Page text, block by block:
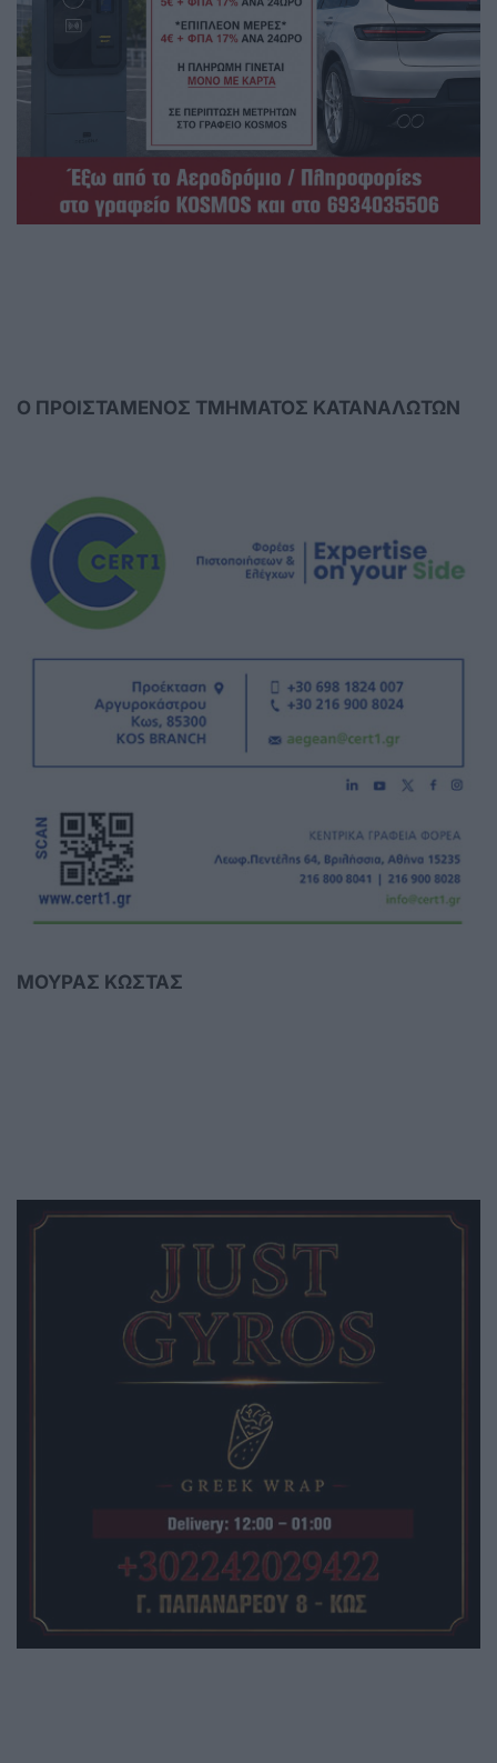
Ο ΠΡΟΙΣΤΑΜΕΝΟΣ ΤΜΗΜΑΤΟΣ ΚΑΤΑΝΑΛΩΤΩΝ
ΜΟΥΡΑΣ ΚΩΣΤΑΣ